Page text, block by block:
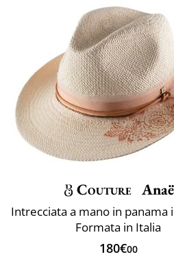
Couture Anaë
Intrecciata a mano in panama
Formata in Italia
180€00